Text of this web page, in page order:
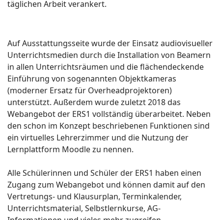
täglichen Arbeit verankert.
Auf Ausstattungsseite wurde der Einsatz audiovisueller
Unterrichtsmedien durch die Installation von Beamern
in allen Unterrichtsräumen und die flächendeckende
Einführung von sogenannten Objektkameras
(moderner Ersatz für Overheadprojektoren)
unterstützt. Außerdem wurde zuletzt 2018 das
Webangebot der ERS1 vollständig überarbeitet. Neben
den schon im Konzept beschriebenen Funktionen sind
ein virtuelles Lehrerzimmer und die Nutzung der
Lernplattform Moodle zu nennen.
Alle Schülerinnen und Schüler der ERS1 haben einen
Zugang zum Webangebot und können damit auf den
Vertretungs- und Klausurplan, Terminkalender,
Unterrichtsmaterial, Selbstlernkurse, AG-